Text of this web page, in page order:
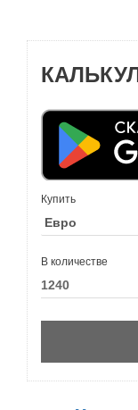
Купить
В количестве